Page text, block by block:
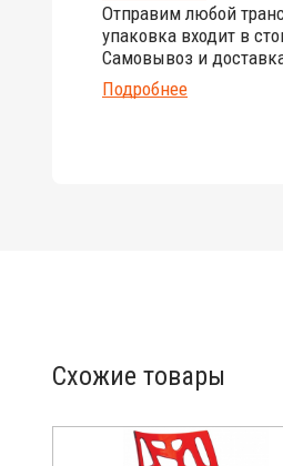
Отправим любой
упаковка входит в
Самовывоз и
Подробнее
Схожие товары